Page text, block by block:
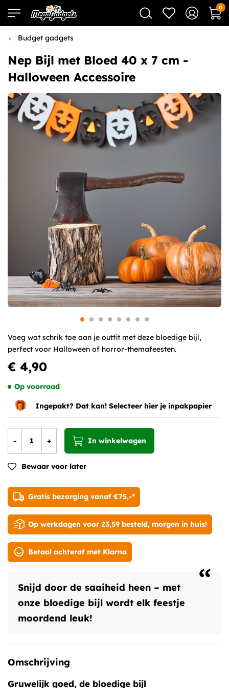
0
Budget gadgets
Nep Bijl met Bloed 40 x 7 cm -
Halloween Accessoire
€ 4,90
Ingepakt? Dat kan! Selecteer hier je inpakpapier
- + In winkelwagen
Bewaar voor later
Gratis bezorging vanaf €75,-*
Op werkdagen voor 23,59 besteld, morgen in huis!
Betaal achteraf met Klarna
Snijd door de saaiheid heen – met
onze bloedige bijl wordt elk feestje
moordend leuk!
“
Op voorraad
Voeg wat schrik toe aan je outfit met deze bloedige bijl,
perfect voor Halloween of horror-themafeesten.
Omschrijving
Gruwelijk goed, de bloedige bijl